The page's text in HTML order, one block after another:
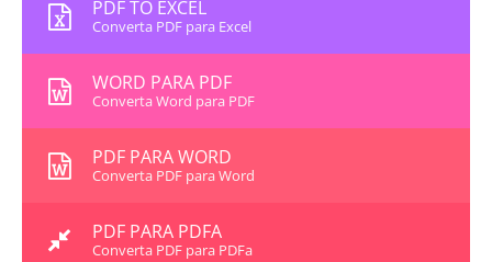
PDF TO EXCEL
Converta PDF para Excel
WORD PARA PDF
Converta Word para PDF
PDF PARA WORD
Converta PDF para Word
PDF PARA PDFA
Converta PDF para PDFa